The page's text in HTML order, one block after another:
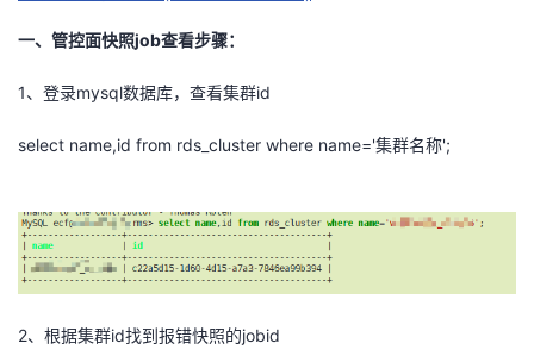
子
直
播
的
活
我
的
注
我
开
的
我
一、管控面快照job查看步骤：
1、登录mysql数据库，查看集群id
select name,id from rds_cluster where name='集群名称';
2、根据集群id找到报错快照的jobid